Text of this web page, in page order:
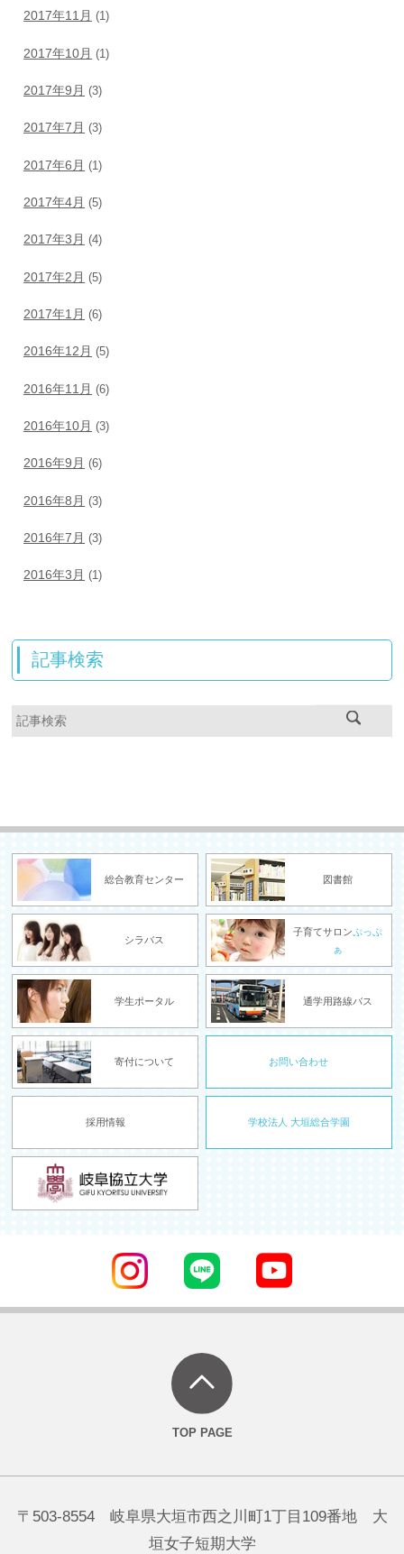
2017年11月 (1)
2017年10月 (1)
2017年9月 (3)
2017年7月 (3)
2017年6月 (1)
2017年4月 (5)
2017年3月 (4)
2017年2月 (5)
2017年1月 (6)
2016年12月 (5)
2016年11月 (6)
2016年10月 (3)
2016年9月 (6)
2016年8月 (3)
2016年7月 (3)
2016年3月 (1)
記事検索
総合教育センター 図書館
シラバス
子育てサロンぷっぷ
ぁ
学生ポータル 通学用路線バス
寄付について お問い合わせ
採用情報 学校法人 大垣総合学園
〒503-8554 岐阜県大垣市西之川町1丁目109番地 大
垣女子短期大学